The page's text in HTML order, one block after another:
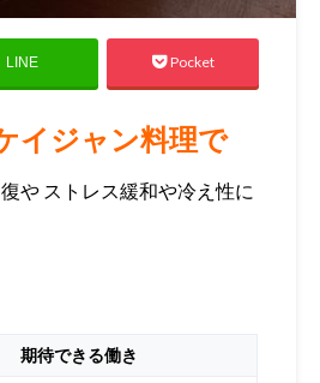
LINE Pocket
イジャン料理で
や ストレス緩和や冷え性に
期待できる働き